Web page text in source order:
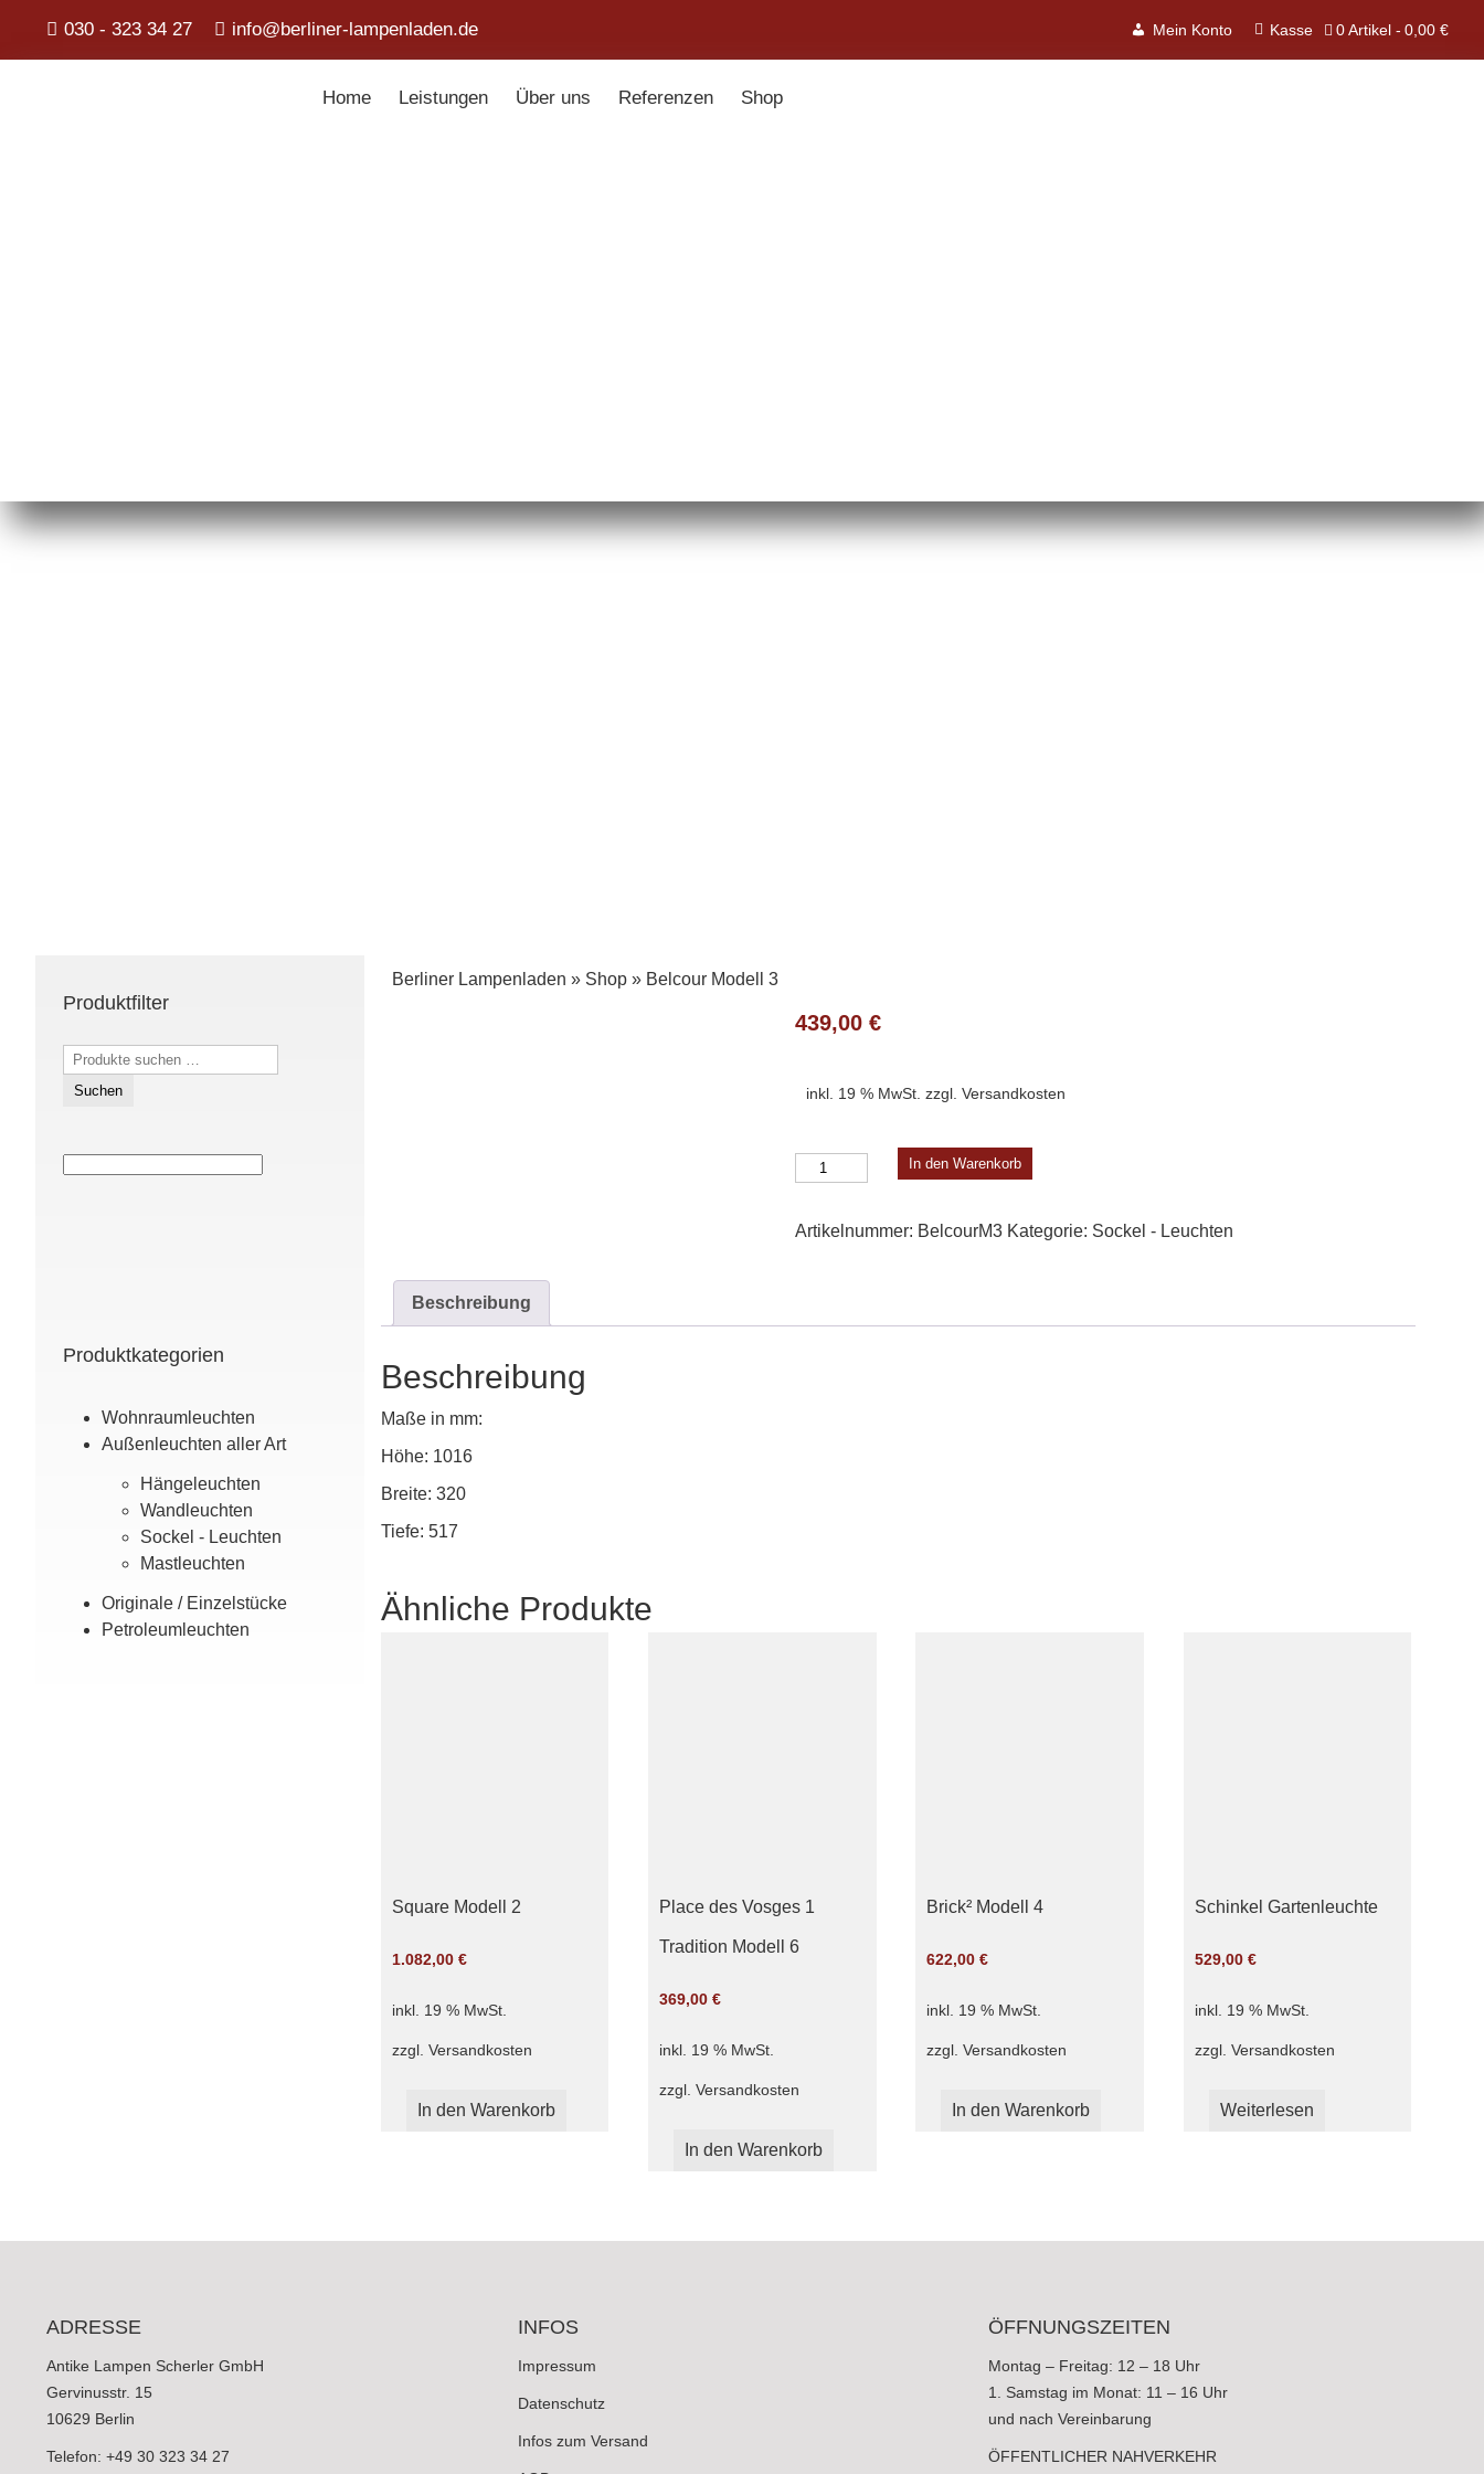
030 - 323 34 27 info@berliner-lampenladen.de Mein Konto Kasse 0 Artikel 0,00 €
Home Leistungen Über uns Referenzen Shop
Produktfilter
Suchen
nach:
Suchen
Produktkategorien
Wohn­raum­leuchten
Außen­leuchten aller Art
Hänge­leuchten
Wand­leuchten
Sockel - Leuchten
Mast­leuchten
Originale / Einzel­stücke
Petroleum­leuchten
Berliner Lampenladen » Shop» Belcour Modell 3
439,00 €
inkl. 19 % MwSt. zzgl. Versandkosten
Belcour
Modell
Menge
In den Warenkorb
Artikelnummer: BelcourM3 Kategorie: Sockel - Leuchten
Beschreibung
Beschreibung
Maße in mm:
Höhe: 1016
Breite: 320
Tiefe: 517
Ähnliche Produkte
Square Modell 2
1.082,00 €
inkl. 19 % MwSt.
zzgl. Versandkosten
In den Warenkorb
Place des Vosges 1
Tradition Modell 6
369,00 €
inkl. 19 % MwSt.
zzgl. Versandkosten
In den Warenkorb
Brick² Modell 4
622,00€
inkl. 19 % MwSt.
zzgl.Versandkosten
In den Warenkorb
Schinkel Gartenleuchte
529,00 €
inkl. 19 % MwSt.
zzgl. Versandkosten
Weiterlesen
ADRESSE
Antike Lampen Scherler GmbH
Gervinusstr. 15
10629 Berlin
Telefon: +49 30 323 34 27
INFOS
Impressum
Datenschutz
Infos zum Versand
ÖFFNUNGSZEITEN
Montag – Freitag: 12 – 18 Uhr
1. Samstag im Monat: 11 – 16 Uhr
und nach Vereinbarung
ÖFFENTLICHER NAHVERKEHR